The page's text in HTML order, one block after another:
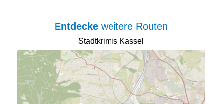
Entdeckeweitere Routen
Stadtkrimis Kassel